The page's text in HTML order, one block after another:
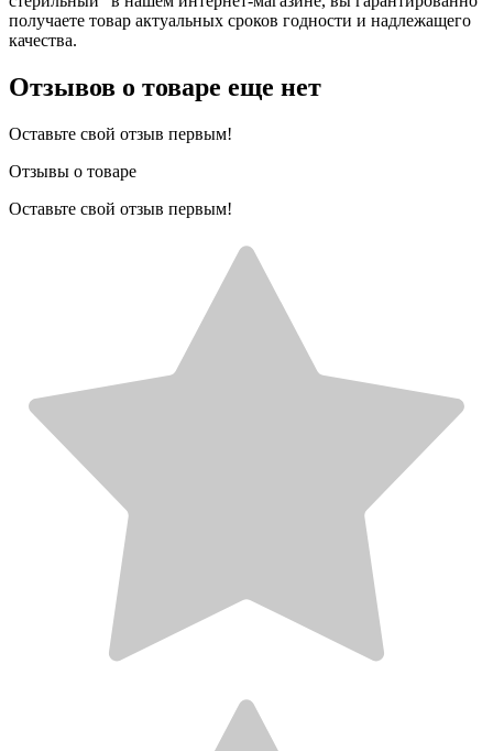
получаете товар актуальных сроков годности и надлежащего
качества.
Отзывов о товаре еще нет
Оставьте свой отзыв первым!
Отзывы о товаре
Оставьте свой отзыв первым!